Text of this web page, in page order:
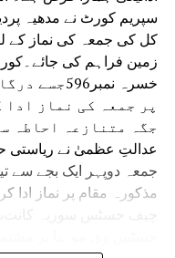
سپریم کورٹ نے مدھیہ
کل کی جمعہ کی نماز کے
زمین فراہم کی
خسرہ
پر جمعہ کی نماز
جگہ متنازعہ احاطہ
عدالتِ عظمیٰ نے ریاستی
جمعہ دوپہر ایک بجے سے
مذکورہ مقام پر نماز ادا